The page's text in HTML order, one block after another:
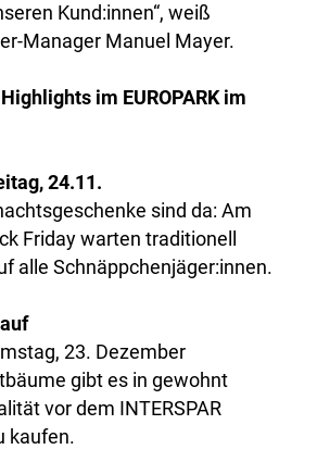
Kund:innen“, weiß
Manager Manuel Mayer.
im EUROPARK im
24.11.
sind da: Am
Friday warten traditionell
alle Schnäppchenjäger:innen.
23. Dezember
gibt es in gewohnt
vor dem INTERSPAR
kaufen.